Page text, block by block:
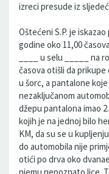
izreci presude iz
Oštećeni S.P. je
godine oko 11,00
____ u selu _____ na
časova otišli da
u šorc, a pantalone
nezaključanom
džepu pantalona imao
kojih je na jednoj bilo
KM, da su se u
do automobila nije
otići po drva oko